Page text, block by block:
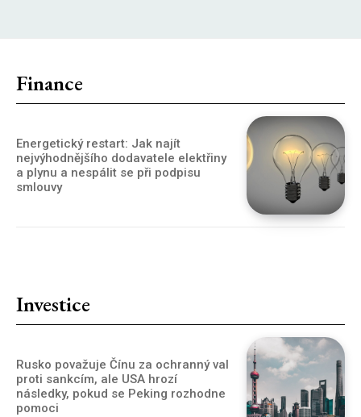
Finance
Energetický restart: Jak najít
nejvýhodnějšího dodavatele elektřiny
a plynu a nespálit se při podpisu
smlouvy
Investice
Rusko považuje Čínu za ochranný val
proti sankcím, ale USA hrozí
následky, pokud se Peking rozhodne
pomoci